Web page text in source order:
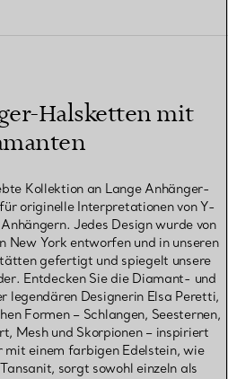
Halsketten mit
Kollektion an Lange Anhänger-
originelle Interpretationen von Y-
Jedes Design wurde von
New York entworfen und in unseren
gefertigt und spiegelt unsere
Entdecken Sie die Diamant- und
legendären Designerin Elsa Peretti,
Formen – Schlangen, Seesternen,
Mesh und Skorpionen – inspiriert
mit einem farbigen Edelstein, wie
sorgt sowohl einzeln als